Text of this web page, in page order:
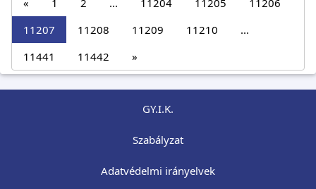
« 1 2 ... 11204 11205
11206
11207
11208 11209 11210
...
11441
11442 »
GY.I.K.
Szabályzat
Adatvédelmi irányelvek